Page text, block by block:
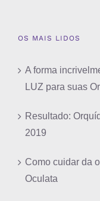
OS MAIS LIDOS
A forma
LUZ para suas
Resultado:
2019
Como cuidar da
Oculata